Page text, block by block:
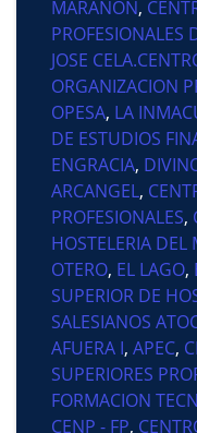
MARAÑON,
PROFESIONALES
JOSE
ORGANIZACION
OPESA, LA
DE ESTUDIOS
ENGRACIA,
ARCANGEL,
PROFESIONALES,
HOSTELERIA DEL
OTERO, EL LAGO,
SUPERIOR DE
SALESIANOS
AFUERA I, APEC,
SUPERIORES
FORMACION
CENP - FP,